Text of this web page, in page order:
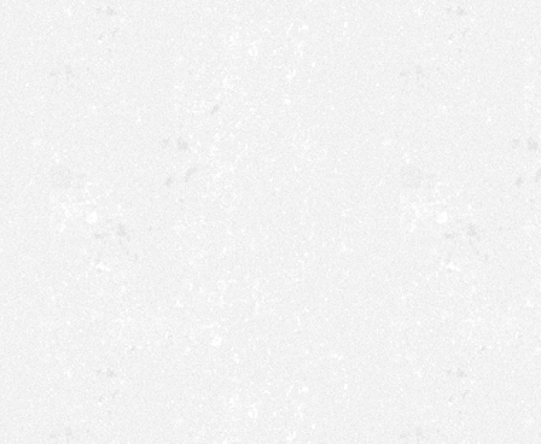
Selbst der Gang in die
8.30 Uhr zu Beginn der
regnen. Bevor Pastor
Schützenpredigten
Briloner Bürgermeister
Beobachtungen und